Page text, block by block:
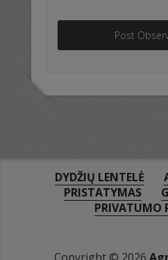
DYDŽIŲ LENTELĖ
PRISTATYMAS
PRIVATUMO